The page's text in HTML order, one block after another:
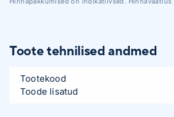
Toote tehnilised andmed
Tootekood
Toode lisatud